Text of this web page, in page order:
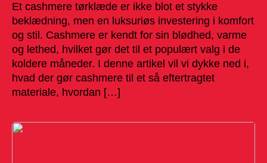
Et cashmere tørklæde er ikke blot et stykke
beklædning, men en luksuriøs investering i komfort
og stil. Cashmere er kendt for sin blødhed, varme
og lethed, hvilket gør det til et populært valg i de
koldere måneder. I denne artikel vil vi dykke ned i,
hvad der gør cashmere til et så eftertragtet
materiale, hvordan […]